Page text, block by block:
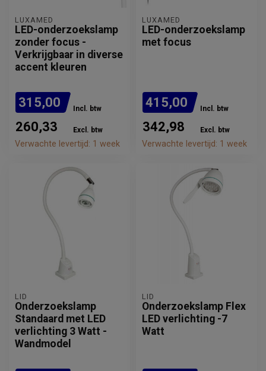
LUXAMED
LED-onderzoekslamp
zonder focus -
Verkrijgbaar in diverse
accent kleuren
315,00 Incl. btw
260,33 Excl. btw
Verwachte levertijd: 1 week
LUXAMED
LED-onderzoekslamp
met focus
415,00 Incl. btw
342,98 Excl. btw
Verwachte levertijd: 1 week
LID
Onderzoekslamp
Standaard met LED
verlichting 3 Watt -
Wandmodel
LID
Onderzoekslamp Flex
LED verlichting -7
Watt